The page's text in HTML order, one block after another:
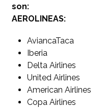
son:
AEROLINEAS:
AviancaTaca
Iberia
Delta Airlines
United Airlines
American Airlines
Copa Airlines